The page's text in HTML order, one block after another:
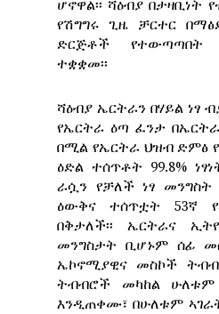
ሆኖዋል፡፡ ሻዕብያ በታዛቢነት
የሽግግሩ ጊዜ ቻርተር
ድርጅቶች የተውጣጣበት
ተቋቋመ፡፡
ሻዕብያ ኤርትራን በሃይል ነፃ
የኤርትራ ዕጣ ፈንታ
በሚል የኤርትራ ህዝብ ድምፅ
ዕድል ተሰጥቶት 99.8%
ራሷን የቻለች ነፃ
ዕውቅና ተሰጥቷት 53ኛ
በቅታለች፡፡ ኤርትራና
መንግስታት ቢሆኑም ሰፊ
ኤኮኖሚያዊና መስኮች
ትብብሮች መካከል ሁለቱም
እንዲጠቀሙ፣ በሁለቱም